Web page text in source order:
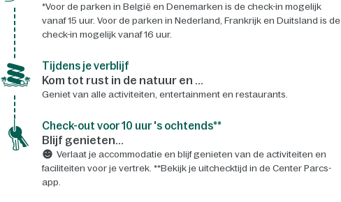
*Voor de parken in België en Denemarken is de check-in mogelijk
vanaf 15 uur. Voor de parken in Nederland, Frankrijk en Duitsland is de
check-in mogelijk vanaf 16 uur.
Tijdens je verblijf
Kom tot rust in de natuur en ...
Geniet van alle activiteiten, entertainment en restaurants.
Check-out voor 10 uur 's ochtends**
Blijf genieten...
Verlaat je accommodatie en blijf genieten van de activiteiten en
faciliteiten voor je vertrek. **Bekijk je uitchecktijd in de Center Parcs-
app.